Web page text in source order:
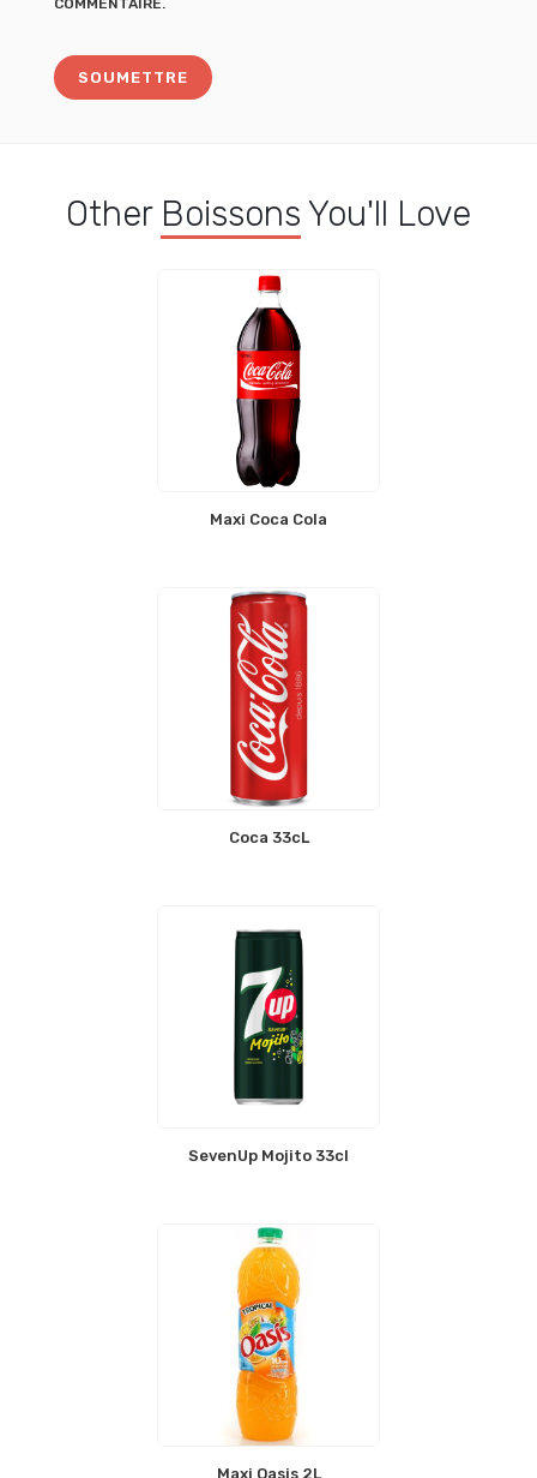
COMMENTAIRE.
Other Boissons You'll Love
Maxi Coca Cola
Coca 33cL
SevenUp Mojito 33cl
Maxi Oasis 2L